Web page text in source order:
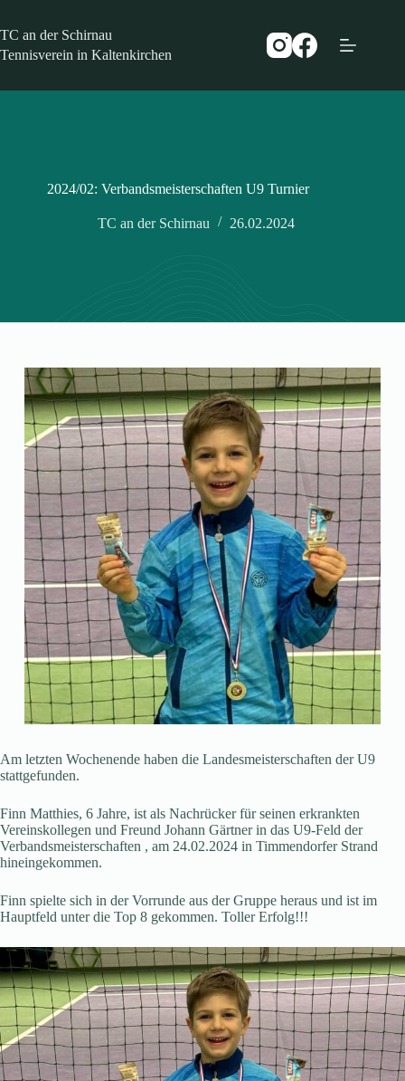
springen
TC an der Schirnau
Tennisverein in Kaltenkirchen
2024/02: Verbandsmeisterschaften U9 Turnier
TC an der Schirnau 26.02.2024
Am letzten Wochenende haben die Landesmeisterschaften der U9
stattgefunden.
Finn Matthies, 6 Jahre, ist als Nachrücker für seinen erkrankten
Vereinskollegen und Freund Johann Gärtner in das U9-Feld der
Verbandsmeisterschaften , am 24.02.2024 in Timmendorfer Strand
hineingekommen.
Finn spielte sich in der Vorrunde aus der Gruppe heraus und ist im
Hauptfeld unter die Top 8 gekommen. Toller Erfolg!!!